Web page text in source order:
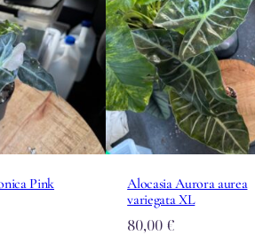
Pink
Alocasia Aurora aurea
variegata XL
80,00 €